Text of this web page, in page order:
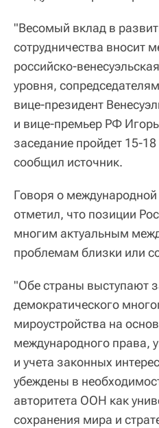
"Весомый вклад в
сотрудничества вносит
российско-
уровня,
вице-президент
и вице-премьер РФ
заседание пройдет 15-
сообщил источник.
Говоря о
отметил, что позиции
многим актуальным
проблемам близки или
"Обе страны выступают
демократического
мироустройства на
международного права,
и учета законных
убеждены в
авторитета ООН как
сохранения мира и